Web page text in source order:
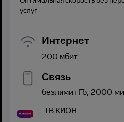
услуг
Интернет
200 мбит
Связь
безлимитГб, 2000
ТВКИОН